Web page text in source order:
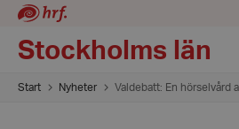
Stockholms län
Start Nyheter Valdebatt: En hörselvård